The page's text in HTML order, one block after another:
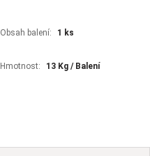
Obsah balení: 1 ks
Hmotnost: 13 Kg / Balení